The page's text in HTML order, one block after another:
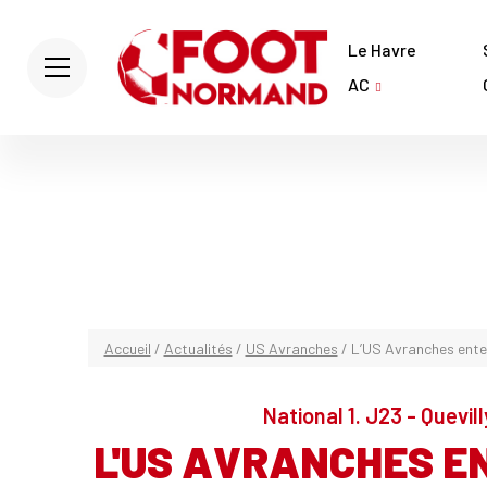
Le Havre
AC
Accueil / Actualités / US Avranches / L’US Avranches
National 1. J23 -
L'US AVRANCHES